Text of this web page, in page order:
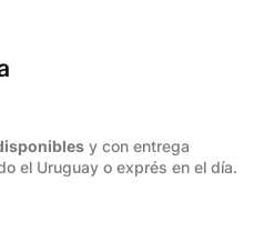
y con entrega
el Uruguay o exprés en el día.